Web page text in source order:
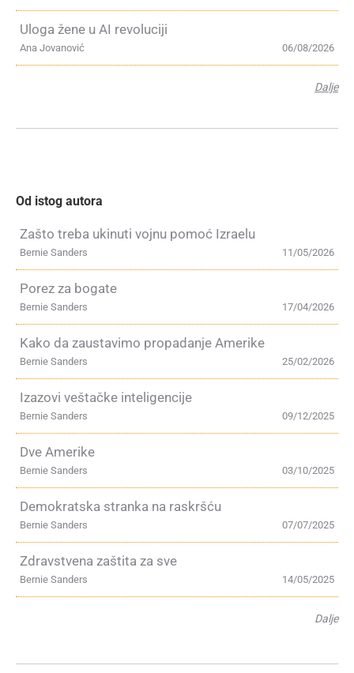
Uloga žene u AI revoluciji
06/08/2026
Ana Jovanović
Dalje
Od istog autora
Zašto treba ukinuti vojnu pomoć Izraelu
11/05/2026
Bernie Sanders
Porez za bogate
17/04/2026
Bernie Sanders
Kako da zaustavimo propadanje Amerike
25/02/2026
Bernie Sanders
Izazovi veštačke inteligencije
09/12/2025
Bernie Sanders
Dve Amerike
03/10/2025
Bernie Sanders
Demokratska stranka na raskršću
07/07/2025
Bernie Sanders
Zdravstvena zaštita za sve
14/05/2025
Bernie Sanders
Dalje